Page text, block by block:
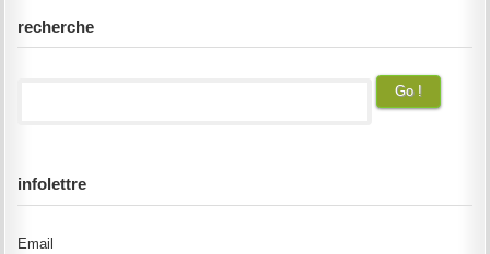
recherche
infolettre
Email